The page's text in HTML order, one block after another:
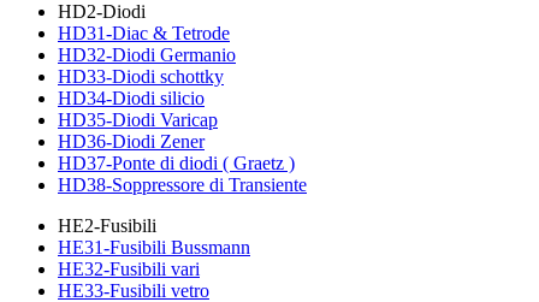
HD2-Diodi
HD31-Diac & Tetrode
HD32-Diodi Germanio
HD33-Diodi schottky
HD34-Diodi silicio
HD35-Diodi Varicap
HD36-Diodi Zener
HD37-Ponte di diodi ( Graetz )
HD38-Soppressore di Transiente
HE2-Fusibili
HE31-Fusibili Bussmann
HE32-Fusibili vari
HE33-Fusibili vetro